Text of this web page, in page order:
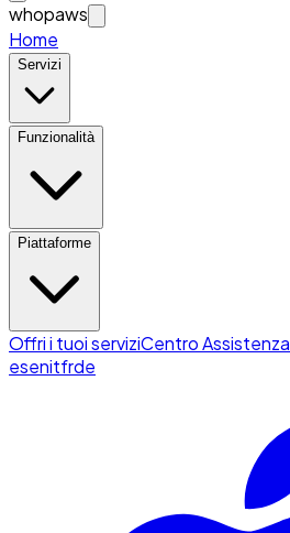
whopaws
Home
Servizi
Funzionalità
Piattaforme
Offri i tuoi serviziCentro Assistenza
esenitfrde